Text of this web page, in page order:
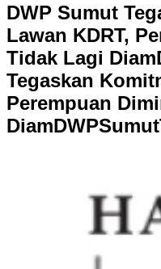
DWP Sumut
Lawan KDRT,
Tidak Lagi Diam
Tegaskan
Perempuan
DiamDWPSumut